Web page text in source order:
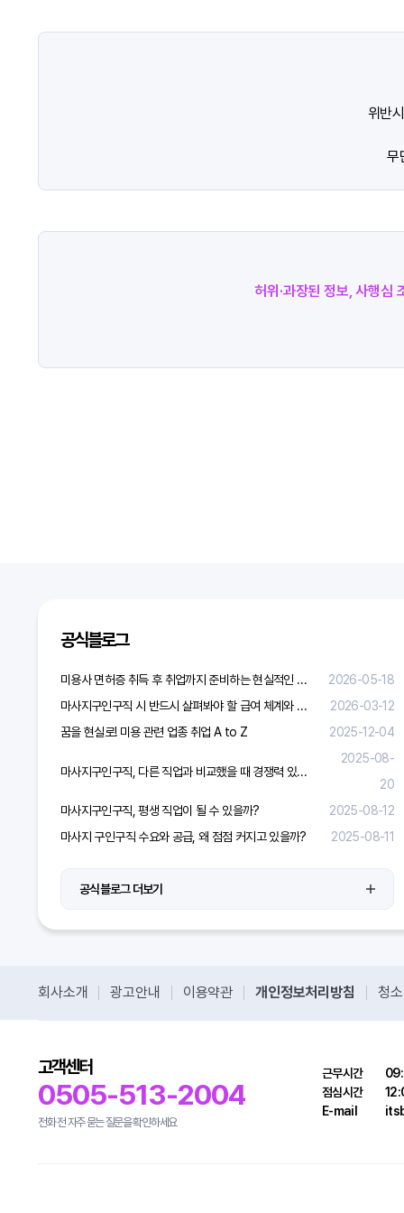
위반
무
허위·과장된 정보, 사행심
공식블로그
미용사 면허증 취득 후 취업까지 준비하는 현실적인 방법
2026-05-18
마사지구인구직 시 반드시 살펴봐야 할 급여 체계와 합리적 보상 가이드
2026-03-12
꿈을 현실로! 미용 관련 업종 취업 A to Z
2025-12-04
마사지구인구직, 다른 직업과 비교했을 때 경쟁력 있을까?
2025-08-
20
마사지구인구직, 평생 직업이 될 수 있을까?
2025-08-12
마사지 구인구직 수요와 공급, 왜 점점 커지고 있을까?
2025-08-11
공식블로그 더보기
회사소개 광고안내 이용약관 개인정보처리방침 청
고객센터
0505-513-2004
전화 전 자주 묻는 질문을 확인하세요
근무시간
점심시간
E-mail